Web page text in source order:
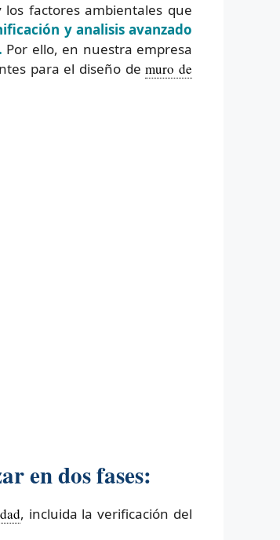
factores ambientales que
y analisis avanzado
. Por ello, en nuestra empresa
para el diseño demuro de
en dos fases:
, incluida la verificación del